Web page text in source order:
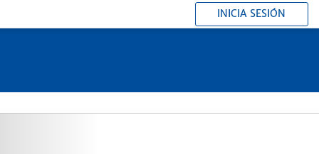
INICIA SESIÓN